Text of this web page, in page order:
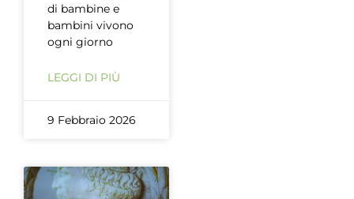
di bambine e
bambini vivono
ogni giorno
LEGGI DI PIÙ
9 Febbraio 2026